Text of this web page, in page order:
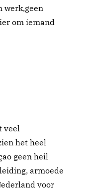
werk,geen
om iemand
veel
het heel
geen heil
armoede
voor